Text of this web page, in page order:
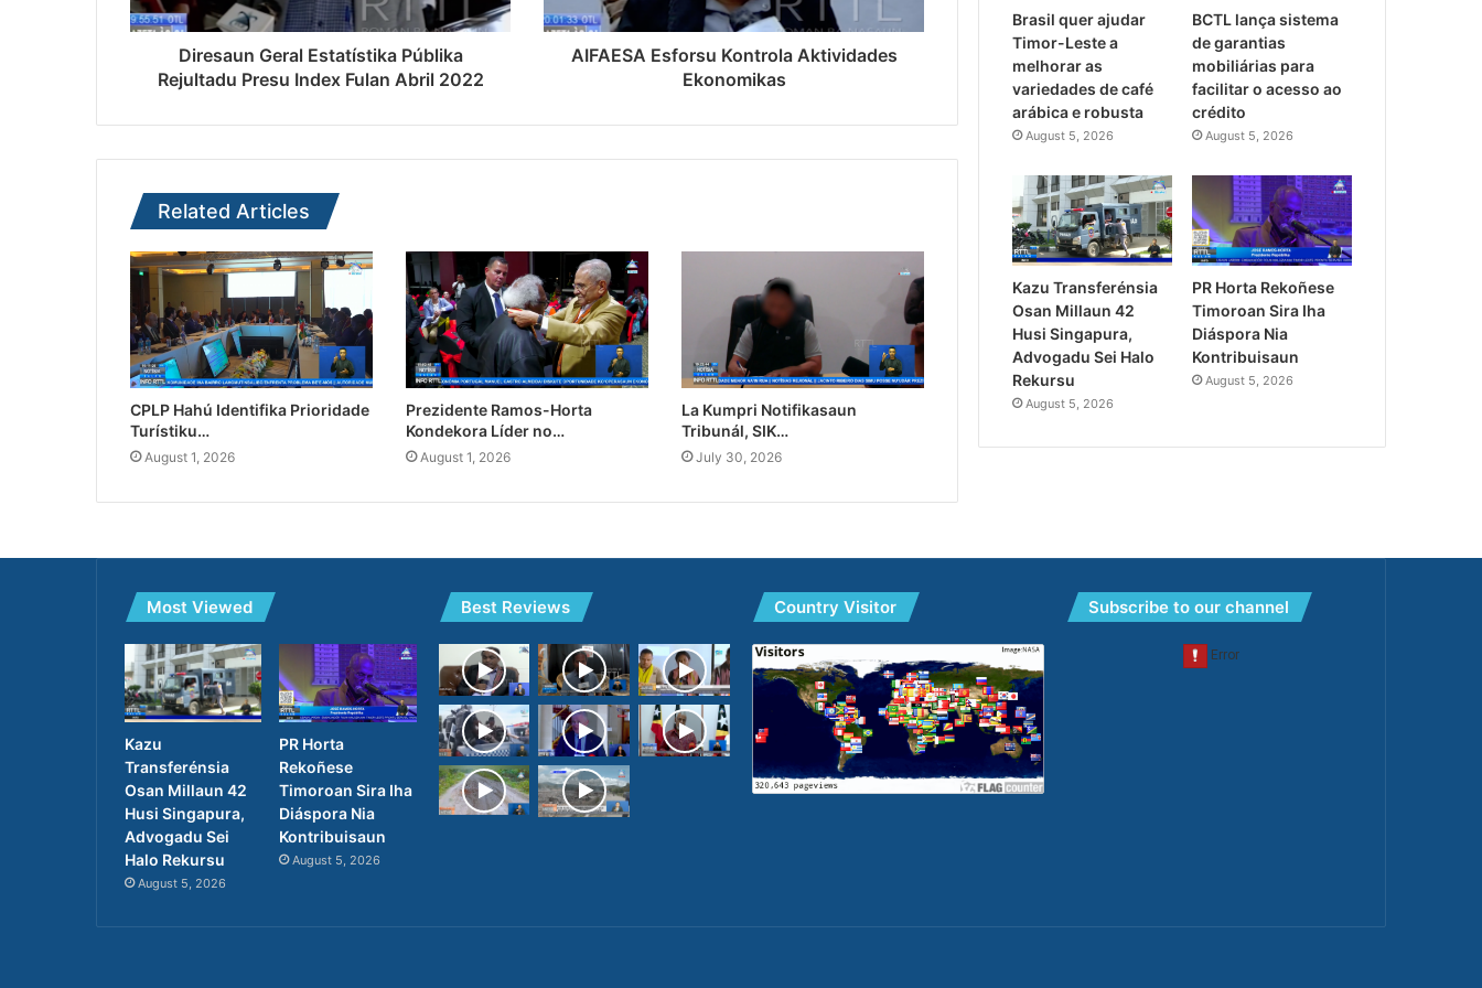
Diresaun Geral Estatístika Públika
Rejultadu Presu Index Fulan Abril 2022
AIFAESA Esforsu Kontrola Aktividades
Ekonomikas
Related Articles
CPLP Hahú Identifika Prioridade
Turístiku…
August 1, 2026
Prezidente Ramos-Horta
Kondekora Líder no…
August 1, 2026
La Kumpri Notifikasaun
Tribunál, SIK…
July 30, 2026
Brasil quer ajudar
Timor-Leste a
melhorar as
variedades de café
arábica e robusta
August 5, 2026
BCTL lança sistema
de garantias
mobiliárias para
facilitar o acesso ao
crédito
August 5, 2026
Kazu Transferénsia
Osan Millaun 42
Husi Singapura,
Advogadu Sei Halo
Rekursu
August 5, 2026
PR Horta Rekoñese
Timoroan Sira Iha
Diáspora Nia
Kontribuisaun
August 5, 2026
Most Viewed
Kazu
Transferénsia
Osan Millaun 42
Husi Singapura,
Advogadu Sei
Halo Rekursu
August 5, 2026
PR Horta
Rekoñese
Timoroan Sira Iha
Diáspora Nia
Kontribuisaun
August 5, 2026
Best Reviews Country Visitor Subscribe to our channel